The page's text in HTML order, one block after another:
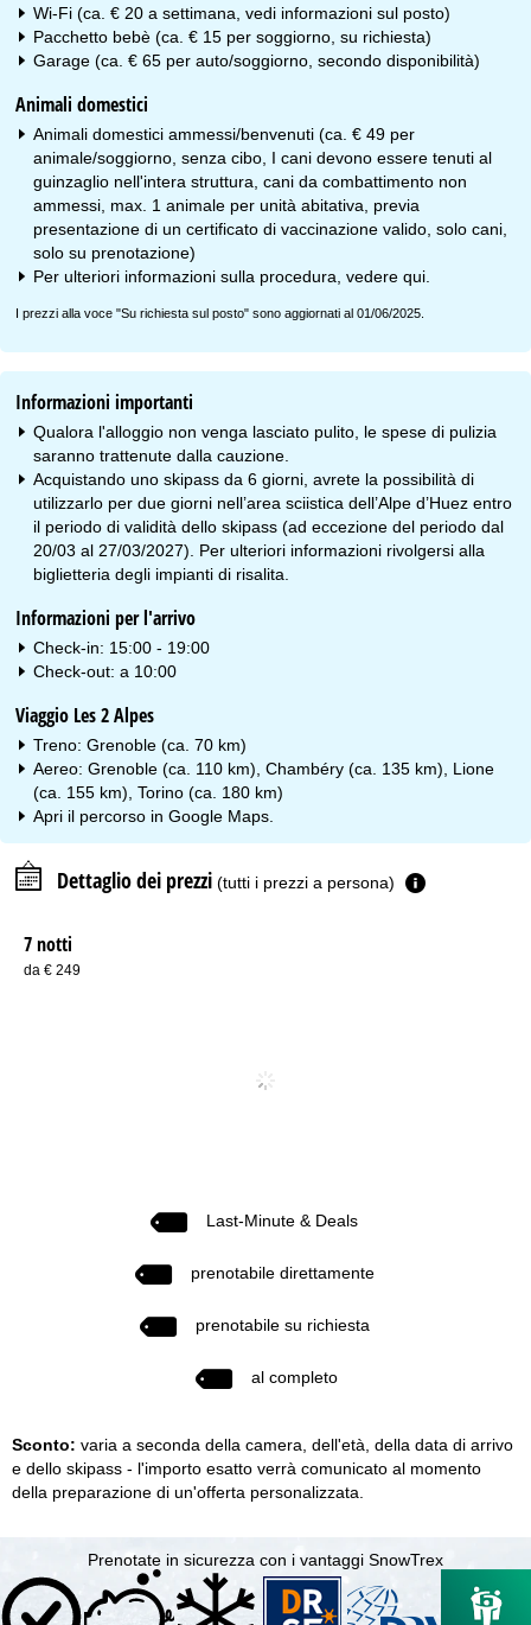
Wi-Fi (ca. € 20 a settimana, vedi informazioni sul posto)
Pacchetto bebè (ca. € 15 per soggiorno, su richiesta)
Garage (ca. € 65 per auto/soggiorno, secondo disponibilità)
Animali domestici
Animali domestici ammessi/benvenuti (ca. € 49 per
animale/soggiorno, senza cibo, I cani devono essere tenuti al
guinzaglio nell'intera struttura, cani da combattimento non
ammessi, max. 1 animale per unità abitativa, previa
presentazione di un certificato di vaccinazione valido, solo cani,
solo su prenotazione)
Per ulteriori informazioni sulla procedura, vederequi
I prezzi alla voce "Su richiesta sul posto" sono aggiornati al 01/06/2025.
Informazioni importanti
Qualora l'alloggio non venga lasciato pulito, le spese di pulizia
saranno trattenute dalla cauzione.
Acquistando uno skipass da 6 giorni, avrete la possibilità di
utilizzarlo per due giorni nell’area sciistica dell’Alpe d’Huez entro
il periodo di validità dello skipass (ad eccezione del periodo dal
20/03 al 27/03/2027). Per ulteriori informazioni rivolgersi alla
biglietteria degli impianti di risalita.
Informazioni per l'arrivo
Check-in: 15:00 - 19:00
Check-out: a 10:00
Viaggio Les 2 Alpes
Treno: Grenoble (ca. 70 km)
Aereo: Grenoble (ca. 110 km), Chambéry (ca. 135 km), Lione
(ca. 155 km), Torino (ca. 180 km)
Apri il percorso inGoogle Maps
Dettaglio dei prezzi (tutti i prezzi a persona)
7 notti
da € 249
Last-Minute & Deals
prenotabile direttamente
prenotabile su richiesta
al completo
Sconto: varia a seconda della camera, dell'età, della data di arrivo
e dello skipass - l'importo esatto verrà comunicato al momento
della preparazione di un'offerta personalizzata.
Prenotate in sicurezza con i vantaggi SnowTrex